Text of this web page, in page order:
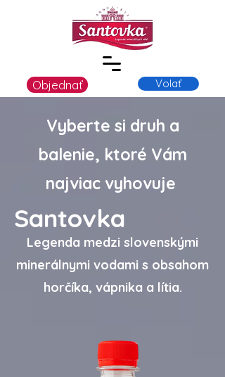
Objednať Volať
Vyberte si druh a
balenie, ktoré Vám
najviac vyhovuje
Santovka
Legenda medzi slovenskými
minerálnymi vodami s obsahom
horčíka, vápnika a lítia.